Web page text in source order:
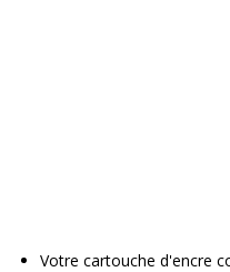
Votre cartouche d'encre